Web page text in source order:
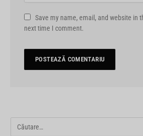
Save my name, email, and website in
next time I comment.